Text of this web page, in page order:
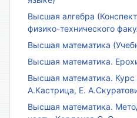
Высшая алгебра
физико-технического
Высшая математика
Высшая математика.
Высшая математика. Курс
А.Кастрица, Е.
Высшая математика.